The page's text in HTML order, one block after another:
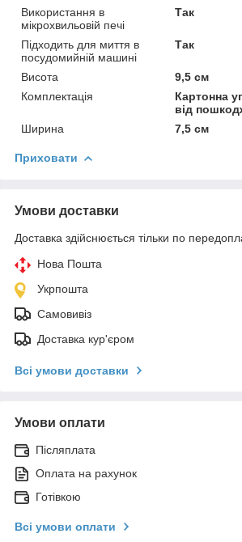
Використання в
мікрохвильовій печі
Так
Підходить для миття в
посудомийній машині
Так
Висота
9,5 см
Комплектація
Картонна
від
Ширина
7,5 см
Приховати
Умови доставки
Доставка здійснюється тільки по
Нова Пошта
Укрпошта
Самовивіз
Доставка кур'єром
Всі умови доставки
Умови оплати
Післяплата
Оплата на рахунок
Готівкою
Всі умови оплати